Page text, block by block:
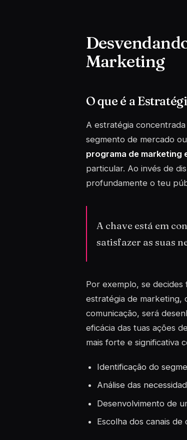
Marketing
O que é a
A estratégia
segmento de mercado
programa de marketing
particular. Ao invés de
profundamente o teu
A chave está em
satisfazer as suas
Por exemplo, se
estratégia de marketing,
comunicação, será
eficácia das tuas ações
mais forte e significativa
Identificação do
Análise das
Desenvolvimento de
Escolha dos canais de